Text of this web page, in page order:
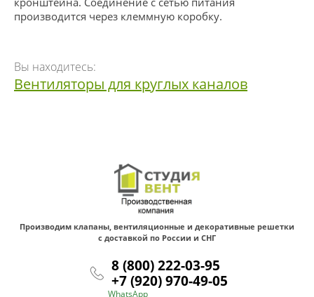
производится через клеммную коробку.
Вы находитесь:
Вентиляторы для круглых каналов
Производим клапаны, вентиляционные и декоративные решетки
с доставкой по России и СНГ
WhatsApp
8 (800) 222-03-95
+7 (920) 970-49-05